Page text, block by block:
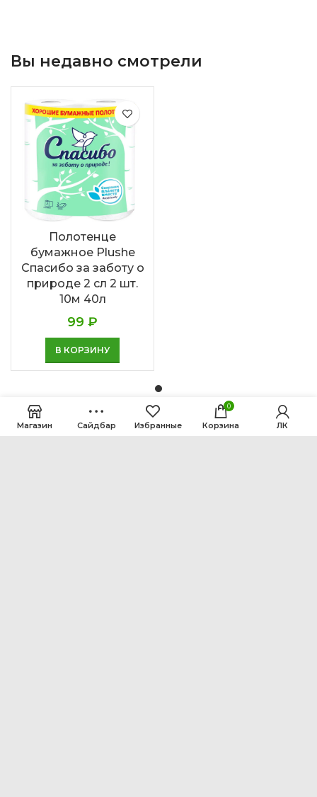
Вы недавно смотрели
Полотенце
бумажное Plushe
Спасибо за заботу о
природе 2 сл 2 шт.
10м 40л
99 ₽
В КОРЗИНУ
Магазин Сайдбар Избранные
0
Корзина ЛК